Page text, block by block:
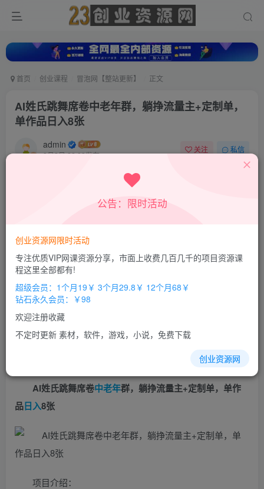
首页 创业课程 冒泡网【整站更新】 正文
AI姓氏跳舞席卷中老年群，躺挣流量主+定制单，
单作品日入8张
admin
8月2日 22:08发布
关注 私信
超级会员
立即购买
您当前未登录！建议登陆后购买，办理会员包月更省钱，可保存购
AI姓氏跳舞席卷中老年群，躺挣流量主+定制单，单作
品日入8张
项目介绍：
公告：限时活动
创业资源网限时活动
专注优质VIP网课资源分享，市面上收费几百几千的项目资源课
程这里全部都有!
超级会员：1个月19￥ 3个月29.8￥ 12个月68￥
钻石永久会员：￥98
欢迎注册收藏
不定时更新 素材，软件，游戏，小说，免费下载
创业资源网